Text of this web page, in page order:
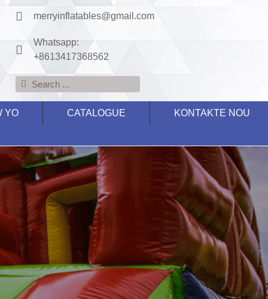
merryinflatables@gmail.com
Whatsapp:
+8613417368562
YO CATALOGUE KONTAKTE NOU